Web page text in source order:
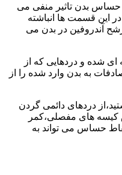
حساس بدن تاثیر منفی می
این قسمت ها انباشته
آندروفین در بدن می
ای شده و دردهایی که از
به بدن وارد شده را از
دردهای دائمی گردن
کیسه های مفصلی،کمر
حساس می تواند به